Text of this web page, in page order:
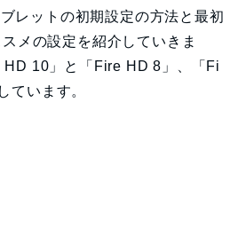
レットの初期設定の方法と最初
メの設定を紹介していきま
10」と「Fire HD 8」、「Fi
ています。